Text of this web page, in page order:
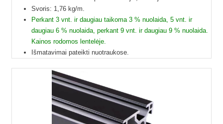
Svoris: 1,76 kg/m.
Perkant 3 vnt. ir daugiau taikoma 3 % nuolaida, 5 vnt. ir
daugiau 6 % nuolaida, perkant 9 vnt. ir daugiau 9 % nuolaida.
Kainos rodomos lentelėje.
Išmatavimai pateikti nuotraukose.
Į paštomatus pristatome tik 50 cm ilgio profilius, kitų ilgių
profiliai į paštomatus netelpa, todėl juos galime pristatyti
tik jūsų nurodytu adresu.
Profilių Ilgis gali būti su 1 mm paklaida.
Dėl klausimų ir užsakymų kitokių ilgių galite kreptis el.paštu.